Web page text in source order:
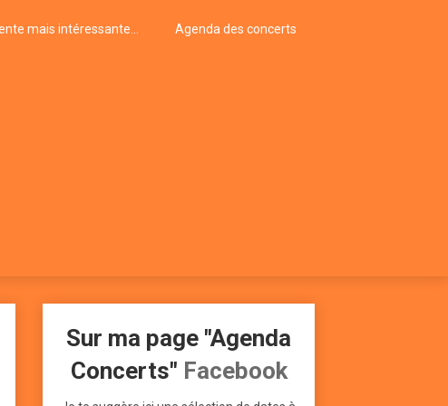
mais intéressante… Agenda des concerts
Sur ma page "Agenda
Concerts" Facebook